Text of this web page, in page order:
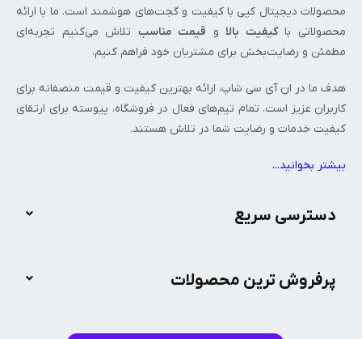
محصولات دیجیتال کپی با کیفیت و گجت‌های هوشمند است. ما با ارائه
محصولاتی باکیفیت بالاو قیمت مناسب تلاش می‌کنیم تجربه‌ای
مطمئن و رضایت‌بخش برای مشتریان خود فراهم کنیم.
هدف ما در ان‌ آی‌ سی شاپ، ارائه بهترین کیفیت و قیمت منصفانه برای
کاربران عزیز است. تمام تیم‌های فعال در فروشگاه، پیوسته برای ارتقای
کیفیت خدمات و رضایت شما در تلاش هستند.
بیشتر بخوانید...
دسترسی سریع
پرفروش ترین محصولات